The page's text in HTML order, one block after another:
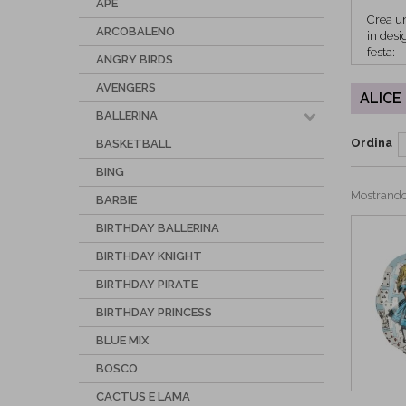
APE
ARCOBALENO
ANGRY BIRDS
AVENGERS
BALLERINA
BASKETBALL
BING
BARBIE
BIRTHDAY BALLERINA
BIRTHDAY KNIGHT
BIRTHDAY PIRATE
BIRTHDAY PRINCESS
BLUE MIX
BOSCO
CACTUS E LAMA
Crea
in
festa:
I
Per la
Il
ALICE
Ordina